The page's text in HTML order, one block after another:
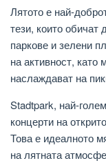
Лятото е най-
тези, които обичат
паркове и зелени
на активност, като
наслаждават на
Stadtpark, най-
концерти на
Това е идеалното
на лятната